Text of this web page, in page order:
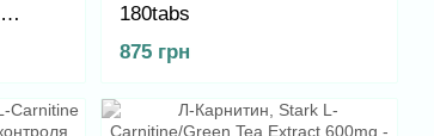
180tabs
875 грн